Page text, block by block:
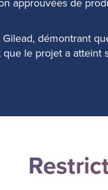
démontrant
le projet a atteint